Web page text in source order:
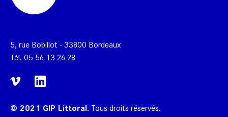
5, rue Bobillot - 33800 Bordeaux
Tél. 05 56 13 26 28
© 2021 GIP Littoral. Tous droits réservés.